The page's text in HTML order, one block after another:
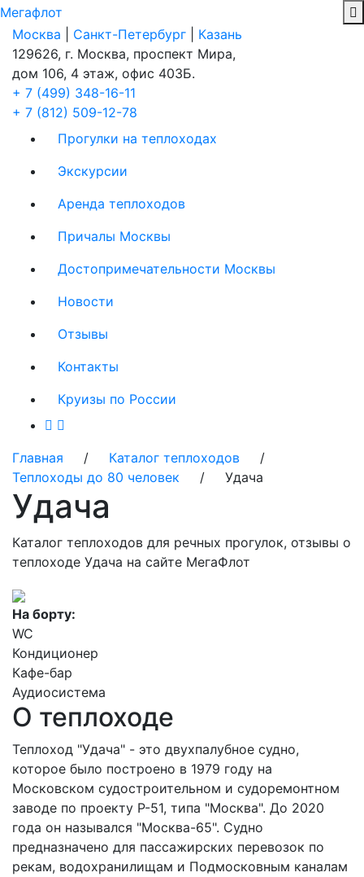
Мегафлот
Москва
Санкт-Петербург
Казань
129626, г. Москва, проспект Мира,
дом 106, 4 этаж, офис 403Б.
+ 7 (499) 348-16-11
+ 7 (812) 509-12-78
Прогулки на теплоходах
Экскурсии
Аренда теплоходов
Причалы Москвы
Достопримечательности Москвы
Новости
Отзывы
Контакты
Круизы по России
Главная / Каталог теплоходов /
Теплоходы до 80 человек / Удача
Удача
Каталог теплоходов для речных прогулок, отзывы о
теплоходе Удача на сайте МегаФлот
На борту:
WC
Кондиционер
Кафе-бар
Аудиосистема
О теплоходе
Теплоход "Удача" - это двухпалубное судно,
которое было построено в 1979 году на
Московском судостроительном и судоремонтном
заводе по проекту Р-51, типа "Москва". До 2020
года он назывался "Москва-65". Судно
предназначено для пассажирских перевозок по
рекам, водохранилищам и Подмосковным каналам